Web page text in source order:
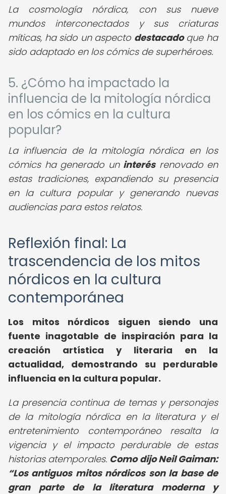
La cosmología nórdica, con sus nueve
mundos interconectados y sus criaturas
míticas, ha sido un aspecto destacadoque ha
sido adaptado en los cómics de superhéroes.
5. ¿Cómo ha impactado la
influencia de la mitología nórdica
en los cómics en la cultura
popular?
La influencia de la mitología nórdica en los
cómics ha generado un interésrenovado en
estas tradiciones, expandiendo su presencia
en la cultura popular y generando nuevas
audiencias para estos relatos.
Reflexión final: La
trascendencia de los mitos
nórdicos en la cultura
contemporánea
Los mitos nórdicos siguen siendo una
fuente inagotable de inspiración para la
creación artística y literaria en la
actualidad, demostrando su perdurable
influencia en la cultura popular.
La presencia continua de temas y personajes
de la mitología nórdica en la literatura y el
entretenimiento contemporáneo resalta la
vigencia y el impacto perdurable de estas
historias atemporales. Como dijo Neil Gaiman:
Los antiguos mitos nórdicos son la base de
gran parte de la literatura moderna y